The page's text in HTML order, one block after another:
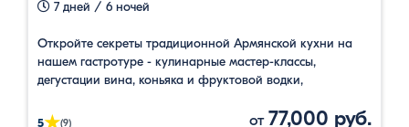
7 дней / 6 ночей
Откройте секреты традиционной Армянской кухни на
нашем гастротуре - кулинарные мастер-классы,
дегустации вина, коньяка и фруктовой водки,
национальной шоу программе.
5★(9) от 77,000 руб.